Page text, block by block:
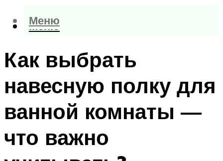
Меню
Меню
Как выбрать
навесную полку для
ванной комнаты —
что важно